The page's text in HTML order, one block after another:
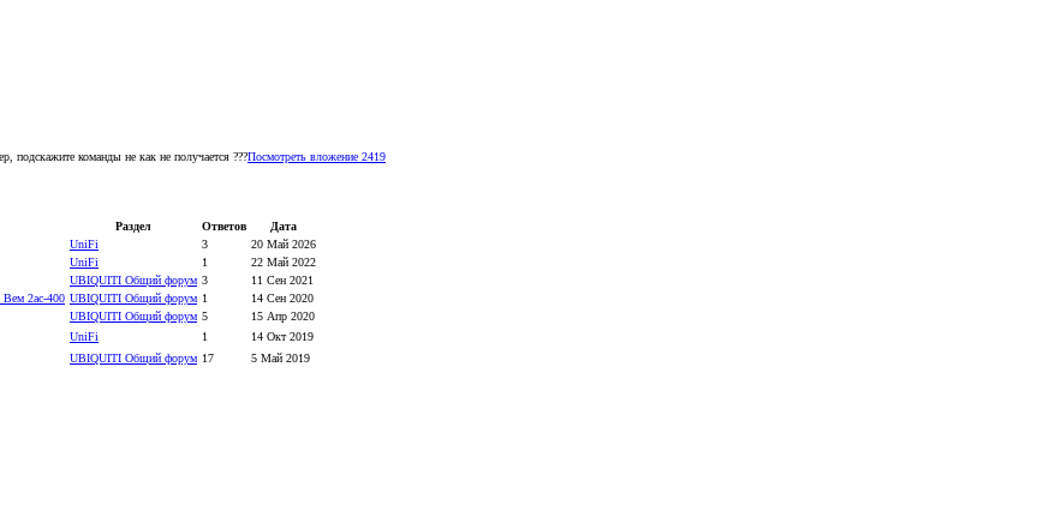
подскажите команды не как не получается ???Посмотреть вложение 2419
Раздел Ответов
Дата
UniFi 3
20 Май 2026
UniFi 1
22 Май 2022
UBIQUITI Общий форум 3
11 Сен 2021
Вем 2ас-400 UBIQUITI Общий форум 1
14 Сен 2020
UBIQUITI Общий форум 5
15 Апр 2020
UniFi 1
14 Окт 2019
UBIQUITI Общий форум 17
5 Май 2019